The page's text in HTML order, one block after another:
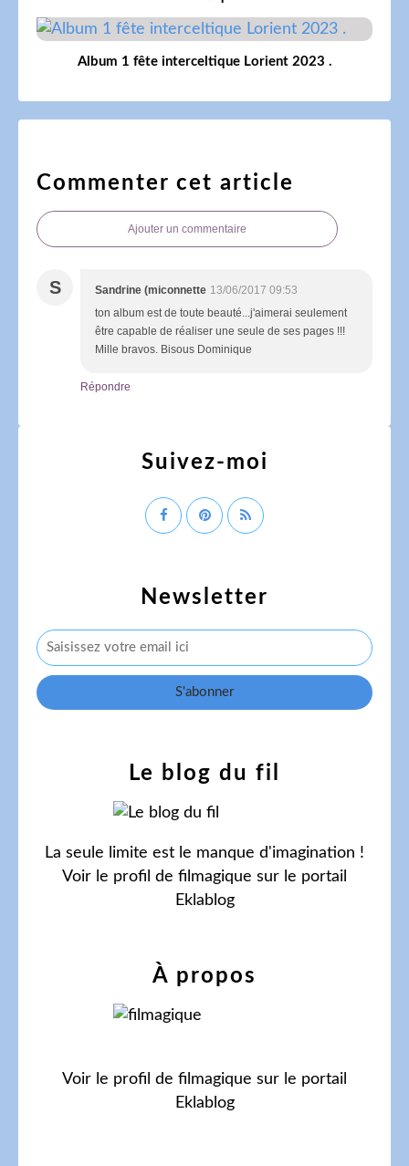
Album 1 fête interceltique Lorient 2023 .
Commenter cet article
Ajouter un commentaire
S Sandrine (miconnette 13/06/2017 09:53
ton album est de toute beauté...j'aimerai seulement
être capable de réaliser une seule de ses pages !!!
Mille bravos. Bisous Dominique
Répondre
Newsletter
Le blog du fil
La seule limite est le manque d'imagination !
Voir le profil de filmagique sur le portail
Eklablog
Suivez-moi
À propos
Voir le profil de filmagique sur le portail
Eklablog